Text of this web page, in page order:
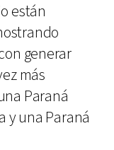
están
generar
más
Paraná
y una Paraná